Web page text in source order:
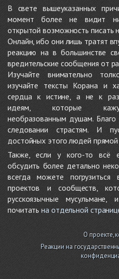
В свете вышеуказанных
момент более не видит
открытой возможность писать
Онлайн, ибо они лишь тратят
реакцию на в большинстве
вредительские сообщения от
Изучайте внимательно
изучайте тексты Корана и
сердца к истине, а не к
идеям, которые
необразованным душам.
следовании страстям. И
достойных этого людей
Также, если у кого-то всё
обсудить более детально
всегда можете
проектов и сообществ,
русскоязычные
почитатьна отдельной
О проекте,
Реакции на